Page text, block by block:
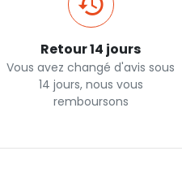
Retour 14 jours
Vous avez changé d'avis sous
14 jours, nous vous
remboursons